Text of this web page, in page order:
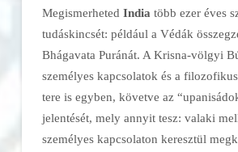
Megismerheted India több ezer éves
tudáskincsét: például a Védák
Bhágavata Puránát. A Krisna-völgyi
személyes kapcsolatok és a
tere is egyben, követve az
jelentését, mely annyit tesz: valaki
személyes kapcsolaton keresztül